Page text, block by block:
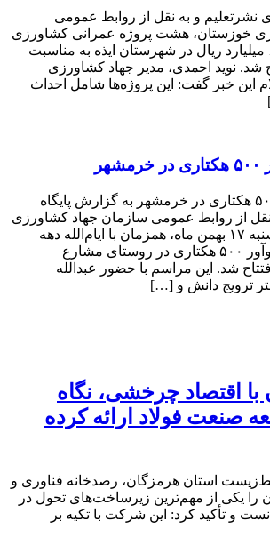
نشرتعلیم و به نقل از روابط عمومی
خوزستان، هشت پروژه عمرانی کشاورزی
با اعتباری بالغ بر ۶۱۲ میلیارد ریال در شهرستان ایذه به مناسبت
شد. نوید احمدی، مدیر جهاد کشاورزی
این خبر گفت: این پروژه‌ها شامل احداث
افتتاح مزرعه نوآور ۵۰۰ هکتاری در خرمشهر به گزارش پایگاه
از روابط عمومی سازمان جهاد کشاورزی
خوزستان؛ روز چهارشنبه ۱۷ بهمن ماه، همزمان با ایام‌الله دهه
مبارک فجر، مزرعه نوآور ۵۰۰ هکتاری در روستای مشارع
شد. این مراسم با حضور عبدالله
ترویج دانش و […]
با اقتصاد چرخشی، نگاه
صنعت فولاد ارائه کرده
استان هرمزگان، رصدخانه فناوری و
را یکی از مهم‌ترین زیرساخت‌های تحول در
و تأکید کرد: این شرکت با تکیه بر